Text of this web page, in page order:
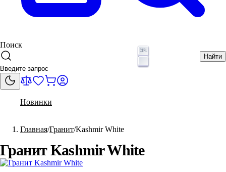
Поиск
Найти
Новинки
Главная Гранит Kashmir White
Гранит Kashmir White